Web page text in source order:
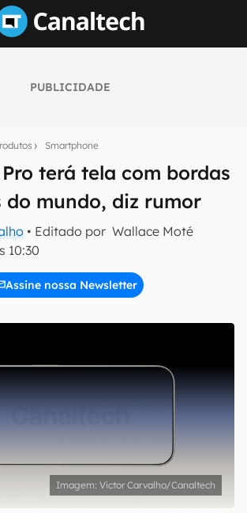
PUBLICIDADE
Smartphone
terá tela com bordas
do mundo, diz rumor
• Editado por Wallace Moté
10:30
Assine nossa Newsletter
sobre tecnologia em primeira
Victor Carvalho/Canaltech